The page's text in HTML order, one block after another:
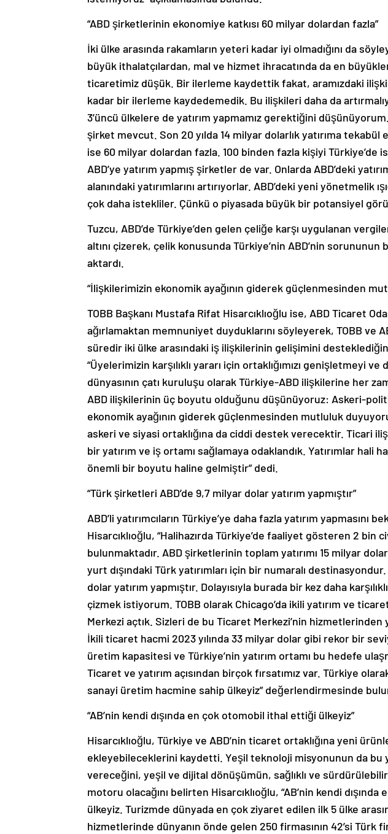
“ABD şirketlerinin ekonomiye katkısı 60 milyar dolardan fazla”
İki ülke arasında rakamların yeteri kadar iyi olmadığını da
büyük ithalatçılardan, mal ve hizmet ihracatında da en
ticaretimiz düşük. Bir ilerleme kaydettik fakat, aramızdaki
kadar bir ilerleme kaydedemedik. Bu ilişkileri daha da
3’üncü ülkelere de yatırım yapmamız gerektiğini
şirket mevcut. Son 20 yılda 14 milyar dolarlık yatırıma tekabül
ise 60 milyar dolardan fazla. 100 binden fazla kişiyi Türkiye’de
ABD’ye yatırım yapmış şirketler de var. Onlarda ABD’deki
alanındaki yatırımlarını artırıyorlar. ABD’deki yeni yönetmelik
çok daha istekliler. Çünkü o piyasada büyük bir potansiyel
Tuzcu, ABD’de Türkiye’den gelen çeliğe karşı uygulanan
altını çizerek, çelik konusunda Türkiye’nin ABD’nin
aktardı.
“İlişkilerimizin ekonomik ayağının giderek güçlenmesinden
TOBB Başkanı Mustafa Rifat Hisarcıklıoğlu ise, ABD Ticaret
ağırlamaktan memnuniyet duyduklarını söyleyerek, TOBB ve
süredir iki ülke arasındaki iş ilişkilerinin gelişimini
“Üyelerimizin karşılıklı yararı için ortaklığımızı genişletmeyi
dünyasının çatı kuruluşu olarak Türkiye-ABD ilişkilerine her
ABD ilişkilerinin üç boyutu olduğunu düşünüyoruz: Askeri-
ekonomik ayağının giderek güçlenmesinden mutluluk
askeri ve siyasi ortaklığına da ciddi destek verecektir. Ticari
bir yatırım ve iş ortamı sağlamaya odaklandık. Yatırımlar hali
önemli bir boyutu haline gelmiştir” dedi.
“Türk şirketleri ABD’de 9,7 milyar dolar yatırım yapmıştır”
ABD’li yatırımcıların Türkiye’ye daha fazla yatırım yapmasını
Hisarcıklıoğlu, “Halihazırda Türkiye’de faaliyet gösteren 2 bin
bulunmaktadır. ABD şirketlerinin toplam yatırımı 15 milyar
yurt dışındaki Türk yatırımları için bir numaralı
dolar yatırım yapmıştır. Dolayısıyla burada bir kez daha
çizmek istiyorum. TOBB olarak Chicago’da ikili yatırım ve
Merkezi açtık. Sizleri de bu Ticaret Merkezi’nin
İkili ticaret hacmi 2023 yılında 33 milyar dolar gibi rekor bir
üretim kapasitesi ve Türkiye’nin yatırım ortamı bu hedefe
Ticaret ve yatırım açısından birçok fırsatımız var. Türkiye
sanayi üretim hacmine sahip ülkeyiz” değerlendirmesinde
“AB’nin kendi dışında en çok otomobil ithal ettiği ülkeyiz”
Hisarcıklıoğlu, Türkiye ve ABD’nin ticaret ortaklığına yeni
ekleyebileceklerini kaydetti. Yeşil teknoloji misyonunun da bu
vereceğini, yeşil ve dijital dönüşümün, sağlıklı ve
motoru olacağını belirten Hisarcıklıoğlu, “AB’nin kendi
ülkeyiz. Turizmde dünyada en çok ziyaret edilen ilk 5 ülke
hizmetlerinde dünyanın önde gelen 250 firmasının 42’si Türk